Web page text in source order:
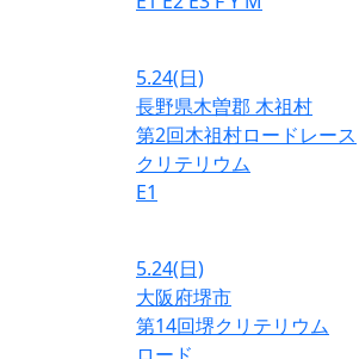
5.24(日)
長野県木曽郡 木祖村
第2回木祖村ロードレース
クリテリウム
E1
5.24(日)
大阪府堺市
第14回堺クリテリウム